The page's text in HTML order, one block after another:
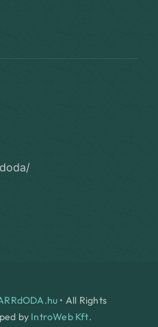
• All Rights
by IntroWeb Kft.